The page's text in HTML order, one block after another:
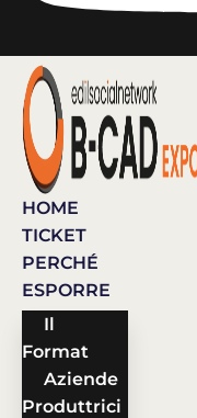
HOME
TICKET
PERCHÉ
ESPORRE
Il
Format
Aziende
Produttrici